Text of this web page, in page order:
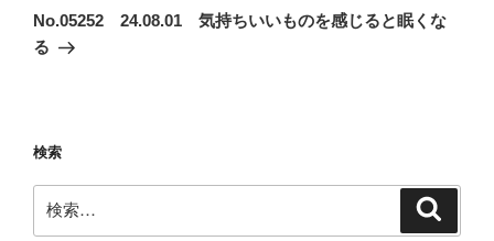
ゲ
ー
の
投
No.05252 24.08.01 気持ちいいものを感じると眠くな
る
検索
索: